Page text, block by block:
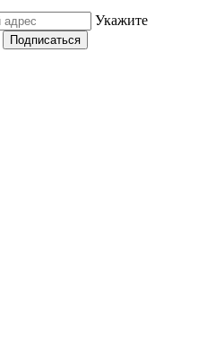
Укажите
Подписаться